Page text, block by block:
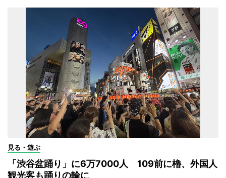
見る・遊ぶ
「渋谷盆踊り」に6万7000人 109前に櫓、外国人
観光客も踊りの輪に